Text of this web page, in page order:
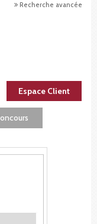
Recherche avancée
Espace Client